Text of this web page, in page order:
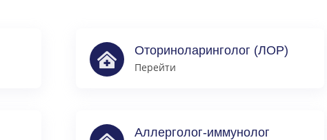
Оториноларинголог (ЛОР)
Перейти
Аллерголог-иммунолог